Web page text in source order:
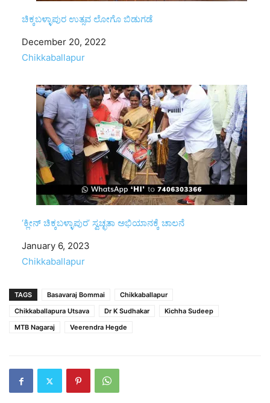
ಚಿಕ್ಕಬಳ್ಳಾಪುರ ಉತ್ಸವ ಲೋಗೊ ಬಿಡುಗಡೆ
Date
December 20, 2022
In relation to
Chikkaballapur
‘ಕ್ಲೀನ್ ಚಿಕ್ಕಬಳ್ಳಾಪುರ’ ಸ್ವಚ್ಛತಾ ಅಭಿಯಾನಕ್ಕೆ ಚಾಲನೆ
Date
January 6, 2023
In relation to
Chikkaballapur
TAGS Basavaraj Bommai
Chikkaballapur
Chikkaballapura Utsava
Dr K Sudhakar
Kichha Sudeep
MTB Nagaraj
Veerendra Hegde